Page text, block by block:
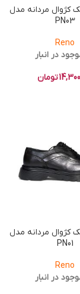
کژوال مردانه مدل
PN03
Reno
در انبار
تومان
کژوال مردانه مدل
PN01
Reno
در انبار